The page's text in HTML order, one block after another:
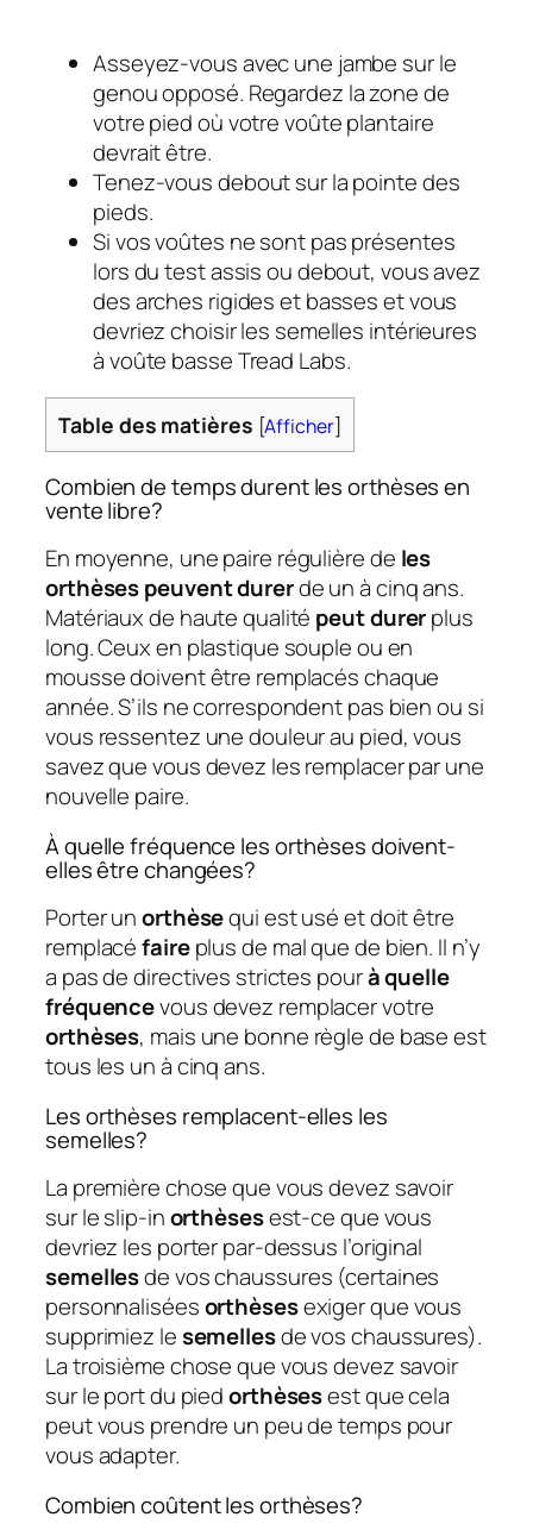
Asseyez-vous avec une jambe sur le
genou opposé. Regardez la zone de
votre pied où votre voûte plantaire
devrait être.
Tenez-vous debout sur la pointe des
pieds.
Si vos voûtes ne sont pas présentes
lors du test assis ou debout, vous avez
des arches rigides et basses et vous
devriez choisir les semelles intérieures
à voûte basse Tread Labs.
Table des matières [Afficher]
Combien de temps durent les orthèses en
vente libre?
En moyenne, une paire régulière de les
orthèses peuvent durerde un à cinq ans.
Matériaux de haute qualité peut durerplus
long. Ceux en plastique souple ou en
mousse doivent être remplacés chaque
année. S’ils ne correspondent pas bien ou si
vous ressentez une douleur au pied, vous
savez que vous devez les remplacer par une
nouvelle paire.
À quelle fréquence les orthèses doivent-
elles être changées?
Porter unorthèsequi est usé et doit être
remplacéfaireplus de mal que de bien. Il n’y
a pas de directives strictes pourà quelle
fréquencevous devez remplacer votre
orthèses, mais une bonne règle de base est
tous les un à cinq ans.
Les orthèses remplacent-elles les
semelles?
La première chose que vous devez savoir
sur le slip-inorthèsesest-ce que vous
devriez les porter par-dessus l’original
semellesde vos chaussures (certaines
personnaliséesorthèsesexiger que vous
supprimiez lesemellesde vos chaussures).
La troisième chose que vous devez savoir
sur le port du piedorthèsesest que cela
peut vous prendre un peu de temps pour
vous adapter.
Combien coûtent les orthèses?